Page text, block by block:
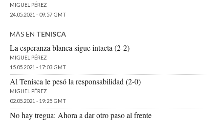
MIGUEL PÉREZ
24.05.2021 - 09:57 GMT
MÁS EN TENISCA
La esperanza blanca sigue intacta (2-2)
MIGUEL PÉREZ
15.05.2021 - 17:03 GMT
Al Tenisca le pesó la responsabilidad (2-0)
MIGUEL PÉREZ
02.05.2021 - 19:25 GMT
No hay tregua: Ahora a dar otro paso al frente